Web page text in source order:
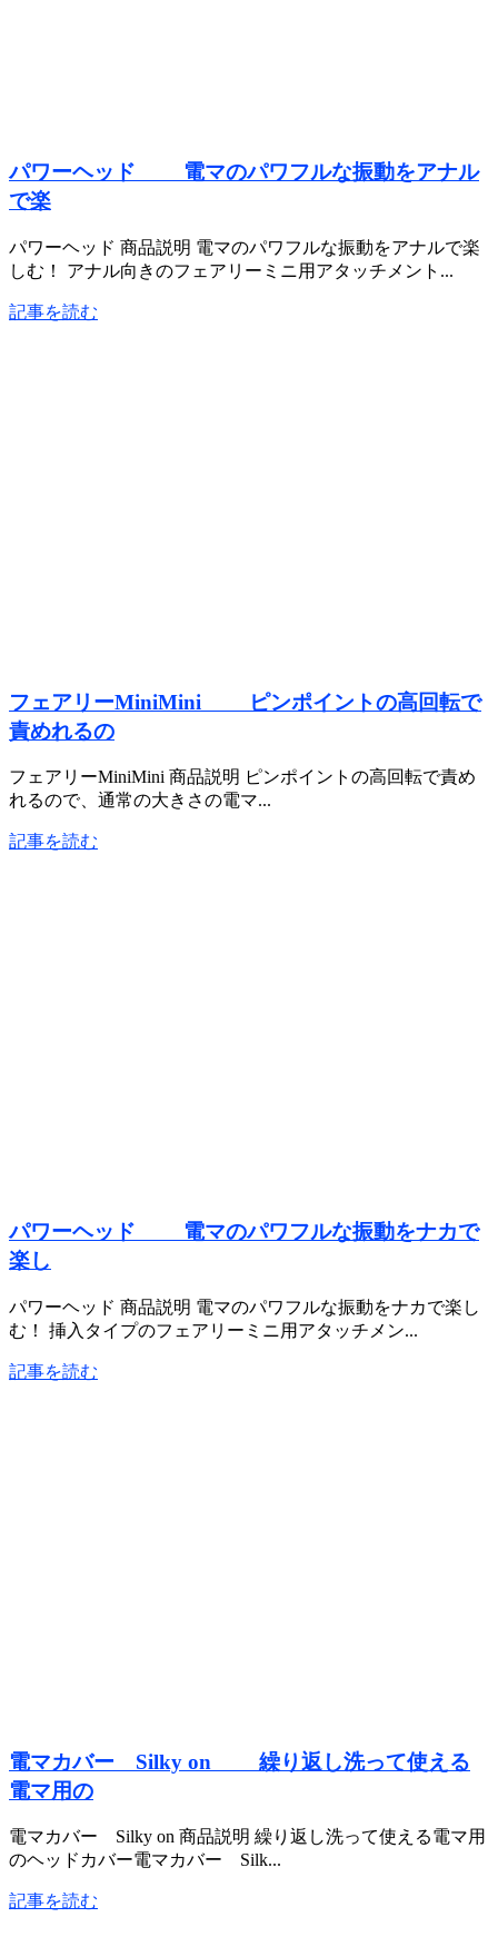
パワーヘッド 電マのパワフルな振動をアナル
で楽
パワーヘッド 商品説明 電マのパワフルな振動をアナルで楽
しむ！ アナル向きのフェアリーミニ用アタッチメント...
記事を読む
フェアリーMiniMini ピンポイントの高回転で
責めれるの
フェアリーMiniMini 商品説明 ピンポイントの高回転で責め
れるので、通常の大きさの電マ...
記事を読む
パワーヘッド 電マのパワフルな振動をナカで
楽し
パワーヘッド 商品説明 電マのパワフルな振動をナカで楽し
む！ 挿入タイプのフェアリーミニ用アタッチメン...
記事を読む
電マカバー Silky on 繰り返し洗って使える
電マ用の
電マカバー Silky on 商品説明 繰り返し洗って使える電マ用
のヘッドカバー電マカバー Silk...
記事を読む